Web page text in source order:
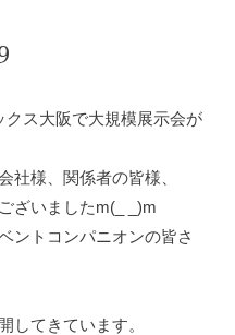
ス大阪で大規模展示会が
社様、関係者の皆様、
ざいましたm(_ _)m
ントコンパニオンの皆さ
してきています。